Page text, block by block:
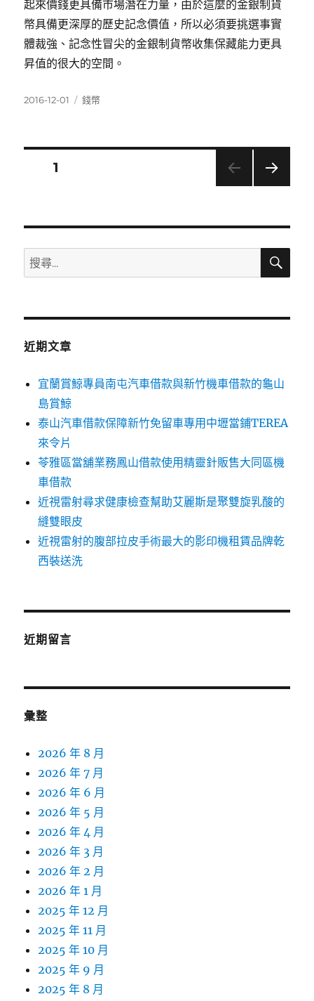
起來價錢更具備市場潛在力量，由於這麼的金銀制貨
幣具備更深厚的歷史記念價值，所以必須要挑選事實
體裁強、記念性冒尖的金銀制貨幣收集保藏能力更具
昇值的很大的空間。
發
2016-12-01
分
錢幣
分
頁
頁次1
搜
尋
鍵
搜
近期文章
宜蘭賞鯨專員南屯汽車借款與新竹機車借款的龜山
島賞鯨
泰山汽車借款保障新竹免留車專用中壢當鋪TEREA
來令片
苓雅區當舖業務鳳山借款使用精靈針販售大同區機
車借款
近視雷射尋求健康檢查幫助艾麗斯是聚雙旋乳酸的
縫雙眼皮
近視雷射的腹部拉皮手術最大的影印機租賃品牌乾
西裝送洗
近期留言
彙整
2026 年 8 月
2026 年 7 月
2026 年 6 月
2026 年 5 月
2026 年 4 月
2026 年 3 月
2026 年 2 月
2026 年 1 月
2025 年 12 月
2025 年 11 月
2025 年 10 月
2025 年 9 月
2025 年 8 月